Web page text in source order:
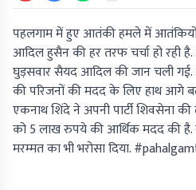
पहलगाम में हुए आतंकी हमले में
आदिल हुसैन की हर तरफ चर्चा हो रही
घुड़सवार सैयद आदिल की जान चली
की परिजनों की मदद के लिए हाथ आगे बढ़
एकनाथ शिंदे ने अपनी पार्टी शिवसेना
को 5 लाख रुपये की आर्थिक मदद की है.
मरम्मत का भी भरोसा दिया.